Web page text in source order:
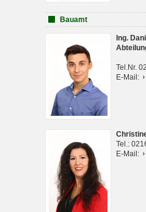
Bauamt
Ing.
Tel.Nr.
E-Mail:
Tel.:
E-Mail: